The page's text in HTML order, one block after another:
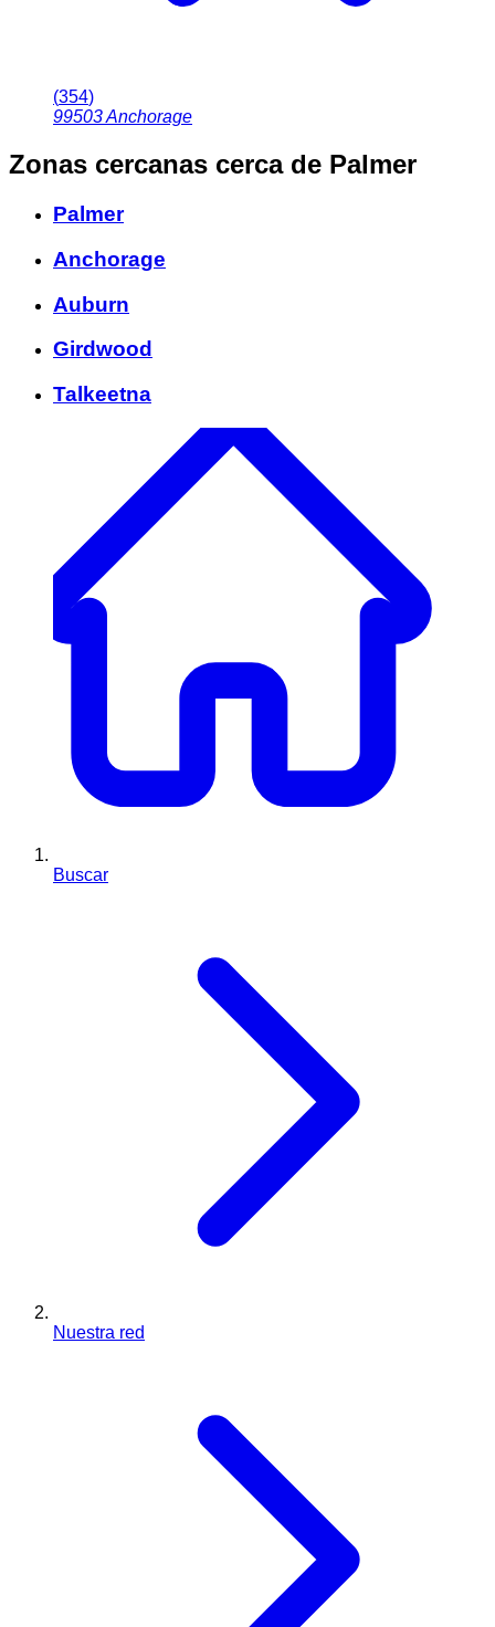
(354)
99503Anchorage
Zonas cercanas cerca de Palmer
Palmer
Anchorage
Auburn
Girdwood
Talkeetna
Buscar
Nuestra red